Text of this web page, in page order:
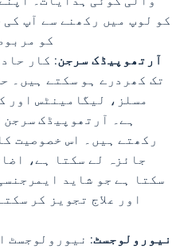
کو لوپ میں رکھنے سے آپ
کو
آرتھوپیڈک سرجن: کار
تک کھردرے ہو سکتے ہیں۔
مسلز، لیگامینٹس اور
ہے۔ آرتھوپیڈک
رکھتے ہیں۔ اس خصوصیت
جائزہ لے سکتا ہے،
سکتا ہے جو شاید
اور علاج تجویز کر
نیورولوجسٹ: نیورولوجسٹ